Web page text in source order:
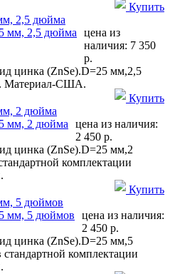
Купить
2,5 дюйма
цена из
наличия: 7 350
р.
цинка (ZnSe).D=25 мм,2,5
Материал-США.
Купить
2 дюйма
цена из наличия:
2 450 р.
цинка (ZnSe).D=25 мм,2
комплектации
Купить
5 дюймов
цена из наличия:
2 450 р.
цинка (ZnSe).D=25 мм,5
комплектации